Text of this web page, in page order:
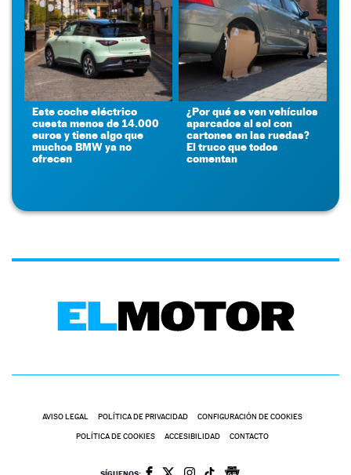
Este coche eléctrico
cuesta menos de 14.000
euros y tiene algo que
muchos BMW ya no
ofrecen
¿Por qué se ven vehículos
aparcados al sol con
cartones en las ruedas?
El truco que todos
comentan
AVISO LEGAL POLÍTICA DE PRIVACIDAD CONFIGURACIÓN DE COOKIES
POLÍTICA DE COOKIES ACCESIBILIDAD CONTACTO